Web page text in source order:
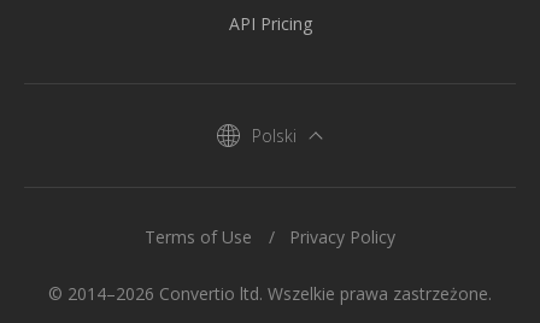
API Pricing
Polski
© 2014–2026 Convertio ltd. Wszelkie prawa zastrzeżone.
Terms of Use Privacy Policy